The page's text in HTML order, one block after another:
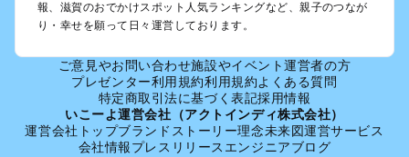
滋賀の定番お出かけスポット
滋賀の遊園地
滋賀の動物園
滋賀のバーベキュー
滋賀の牧場
滋賀のプール
報、滋賀のおでかけスポット人気ランキングなど、親子のつなが
り・幸せを願って日々運営しております。
ご意見やお問い合わせ施設やイベント運営者の方
プレゼンター利用規約利用規約よくある質問
特定商取引法に基づく表記採用情報
いこーよ運営会社（アクトインディ株式会社）
運営会社トップブランドストーリー理念未来図運営サービス
会社情報プレスリリース エンジニアブログ